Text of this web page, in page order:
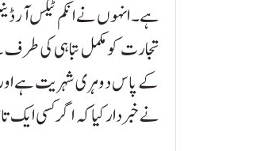
تجارت کو مکمل تباہی کی طرف
نے خبردار کیا کہ اگر کسی